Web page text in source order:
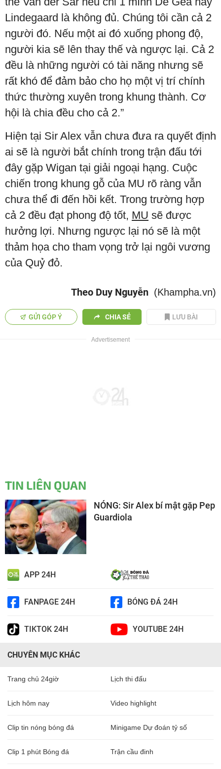
Lindegaard là không đủ. Chúng tôi cần cả 2
người đó. Nếu một ai đó xuống phong độ,
người kia sẽ lên thay thế và ngược lại. Cả 2
đều là những người có tài năng nhưng sẽ
rất khó để đảm bảo cho họ một vị trí chính
thức thường xuyên trong khung thành. Cơ
hội là chia đều cho cả 2.”
Hiện tại Sir Alex vẫn chưa đưa ra quyết định
ai sẽ là người bắt chính trong trận đấu tới
đây gặp Wigan tại giải ngoại hạng. Cuộc
chiến trong khung gỗ của MU rõ ràng vẫn
chưa thể đi đến hồi kết. Trong trường hợp
cả 2 đều đạt phong độ tốt, MU sẽ được
hưởng lợi. Nhưng ngược lại nó sẽ là một
thảm họa cho tham vọng trở lại ngôi vương
của Quỷ đỏ.
Theo Duy Nguyễn (Khampha.vn)
GỬI GÓP Ý CHIA SẺ LƯU BÀI
TIN LIÊN QUAN
NÓNG: Sir Alex bí mật gặp Pep
Guardiola
APP 24H
FANPAGE 24H BÓNG ĐÁ 24H
TIKTOK 24H YOUTUBE 24H
CHUYÊN MỤC KHÁC
Trang chủ 24giờ Lịch thi đấu
Lịch hôm nay Video highlight
Clip tin nóng bóng đá Minigame Dự đoán tỷ số
Clip 1 phút Bóng đá Trận cầu đinh